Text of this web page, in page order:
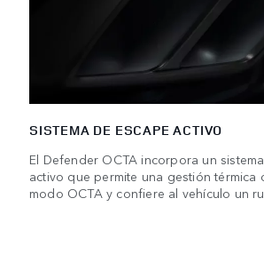
SISTEMA DE ESCAPE ACTIVO
El Defender OCTA incorpora un
activo que permite una gestión térmica
modo OCTA y confiere al vehículo un